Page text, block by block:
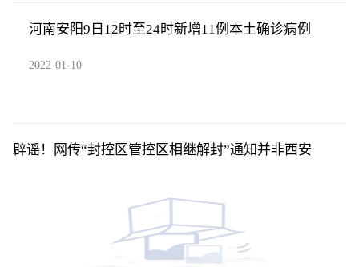
河南安阳9日12时至24时新增11例本土确诊病例
2022-01-10
辟谣！网传“封控区管控区相继解封”通知并非西安